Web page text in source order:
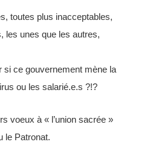
toutes plus inacceptables,
les unes que les autres,
si ce gouvernement mène la
ou les salarié.e.s ?!?
voeux à « l’union sacrée »
le Patronat.